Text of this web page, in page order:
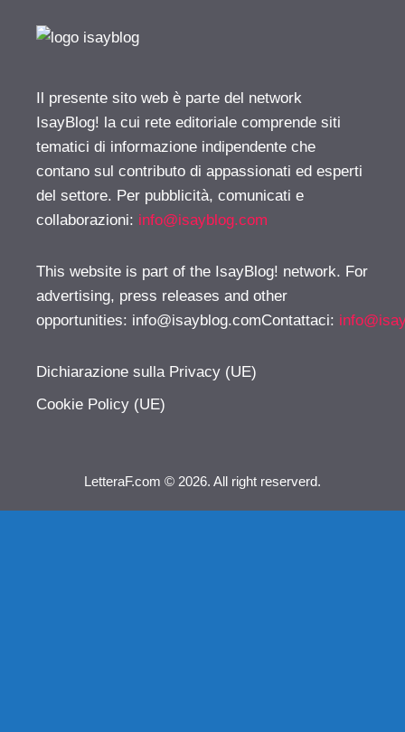
Il presente sito web è parte del network
IsayBlog! la cui rete editoriale comprende siti
tematici di informazione indipendente che
contano sul contributo di appassionati ed esperti
del settore. Per pubblicità, comunicati e
collaborazioni: info@isayblog.com
This website is part of the IsayBlog! network. For
advertising, press releases and other
opportunities: info@isayblog.comContattaci:
Dichiarazione sulla Privacy (UE)
Cookie Policy (UE)
LetteraF.com © 2026. All right reserverd.